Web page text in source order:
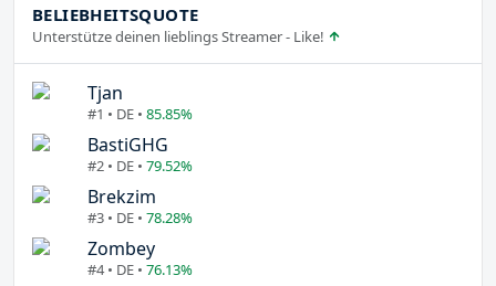
BELIEBHEITSQUOTE
Unterstütze deinen lieblings Streamer - Like!
Tjan
#1 • DE • 85.85%
BastiGHG
#2 • DE • 79.52%
Brekzim
#3 • DE • 78.28%
Zombey
#4 • DE • 76.13%